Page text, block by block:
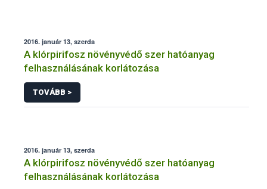
2016. január 13, szerda
A klórpirifosz növényvédő szer hatóanyag
felhasználásának korlátozása
TOVÁBB >
2016. január 13, szerda
A klórpirifosz növényvédő szer hatóanyag
felhasználásának korlátozása